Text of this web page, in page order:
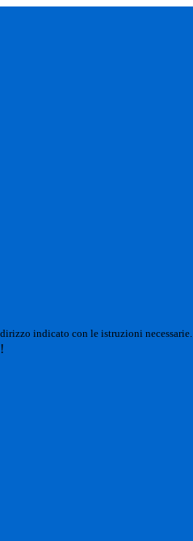
indicato con le istruzioni necessarie.